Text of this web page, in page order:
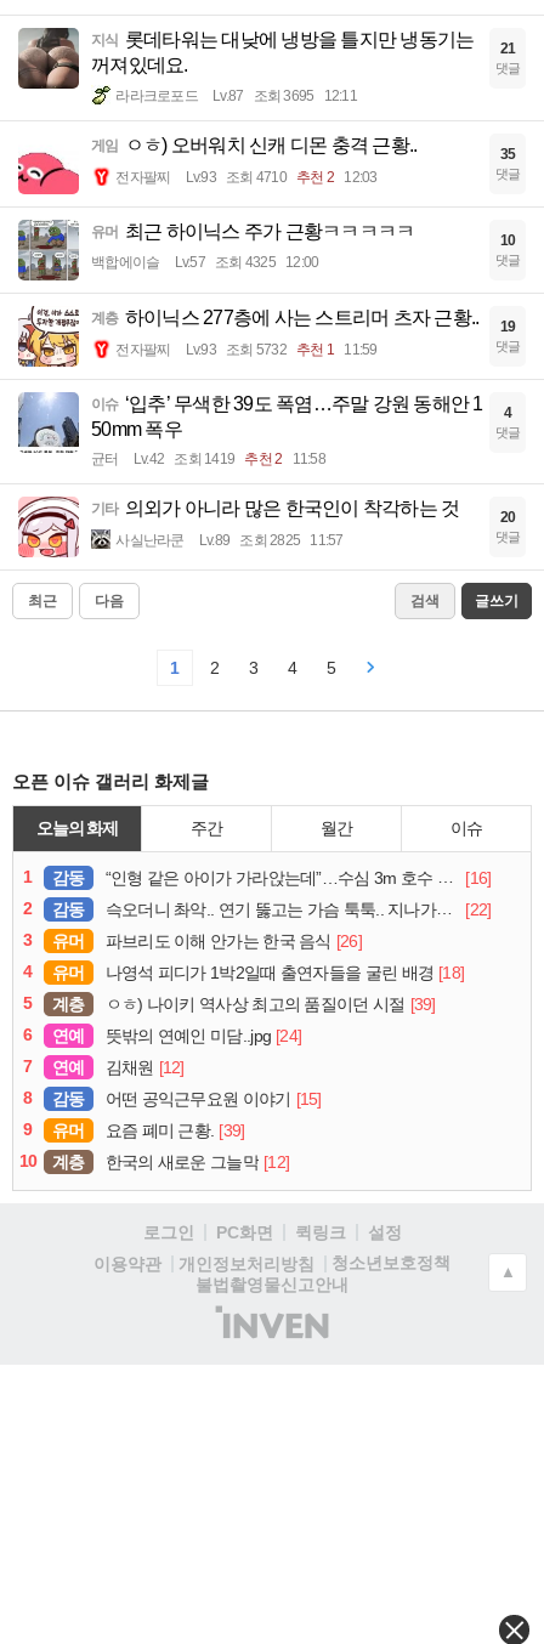
지식 롯데타워는 대낮에 냉방을 틀지만 냉동기는
꺼져있데요.
라라크로포드 Lv.87 조회 3695 12:11
21
댓글
게임 ㅇㅎ) 오버워치 신캐 디몬 충격 근황..
전자팔찌 Lv.93 조회 4710 추천 2 12:03
35
댓글
유머 최근 하이닉스 주가 근황ㅋㅋㅋㅋㅋ
백합에이슬 Lv.57 조회 4325 12:00
10
댓글
계층 하이닉스 277층에 사는 스트리머 츠자 근황..
전자팔찌 Lv.93 조회 5732 추천 1 11:59
19
댓글
이슈 ‘입추’ 무색한 39도 폭염…주말 강원 동해안 1
50mm 폭우
균터 Lv.42 조회 1419 추천 2 11:58
4
댓글
기타 의외가 아니라 많은 한국인이 착각하는 것
사실난라쿤 Lv.89 조회 2825 11:57
20
댓글
최근 다음 검색 글쓰기
1 2 3 4 5
오픈 이슈 갤러리 화제글
오늘의 화제 주간 월간 이슈
1 감동 “인형 같은 아이가 가라앉는데”…수심 3m 호수 뛰어든 60대 의인
[16]
2
감동 슥오더니 촤악.. 연기 뚫고는 가슴 툭툭.. 지나가던 아재의 정체
[22]
3
유머 파브리도 이해 안가는 한국 음식 [26]
4
유머 나영석 피디가 1박2일때 출연자들을 굴린 배경 [18]
5
계층 ㅇㅎ) 나이키 역사상 최고의 품질이던 시절 [39]
6
연예 뜻밖의 연예인 미담..jpg [24]
7
연예 김채원 [12]
8
감동 어떤 공익근무요원 이야기 [15]
9
유머 요즘 폐미 근황. [39]
10
계층 한국의 새로운 그늘막 [12]
로그인 PC화면 퀵링크
설정
이용약관
개인정보처리방침
청소년보호정책
불법촬영물신고안내
(주)
인
▲